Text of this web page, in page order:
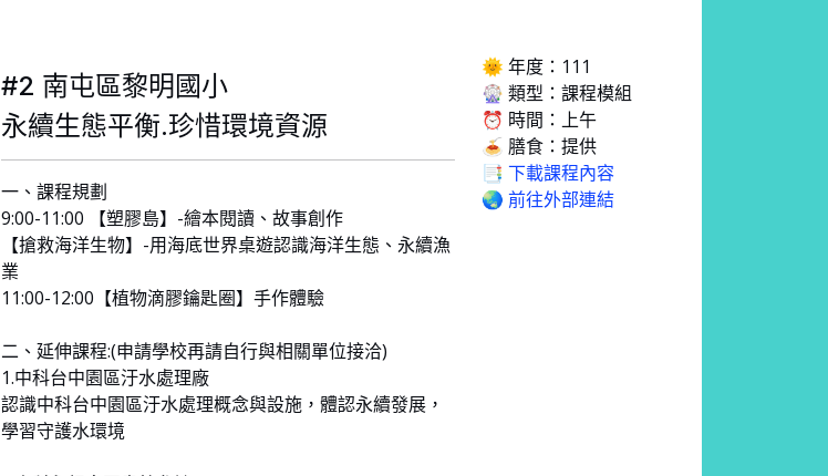
#2 南屯區黎明國小
永續生態平衡.珍惜環境資源
一、課程規劃
9:00-11:00 【塑膠島】-繪本閱讀、故事創作
【搶救海洋生物】-用海底世界桌遊認識海洋生態、永續漁
業
11:00-12:00【植物滴膠鑰匙圈】手作體驗
二、延伸課程:(申請學校再請自行與相關單位接洽)
1.中科台中園區汙水處理廠
認識中科台中園區汙水處理概念與設施，體認永續發展，
學習守護水環境
🌞 年度：111
🎡 類型：課程模組
⏰ 時間：上午
🍝 膳食：提供
📑 下載課程內容
🌏 前往外部連結